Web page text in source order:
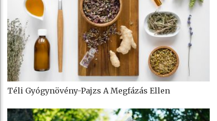
Téli Gyógynövény-Pajzs A Megfázás Ellen